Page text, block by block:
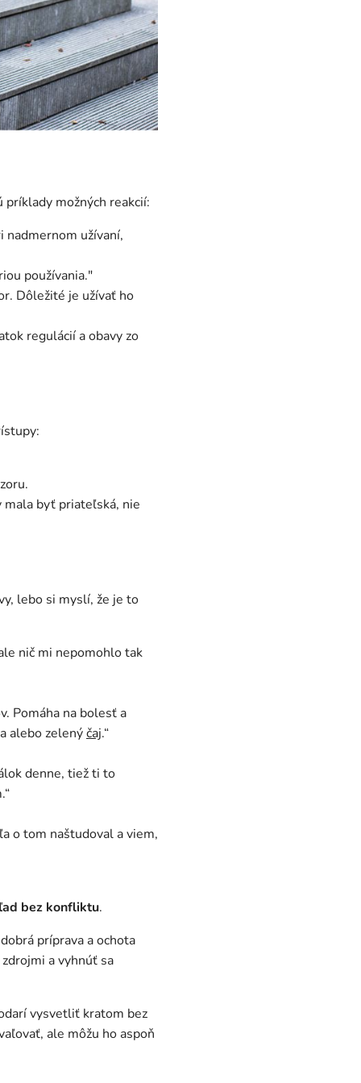
možných reakcií:
nadmernom užívaní,
používania."
Dôležité je užívať ho
regulácií a obavy zo
byť priateľská, nie
lebo si myslí, že je to
nič mi nepomohlo tak
Pomáha na bolesť a
alebo zelenýčaj.“
denne, tiež ti to
o tom naštudoval a viem,
bez konfliktu.
príprava a ochota
a vyhnúť sa
vysvetliť kratom bez
ale môžu ho aspoň